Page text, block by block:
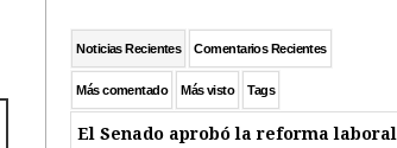
Noticias Recientes Comentarios Recientes
Más comentado Más visto Tags
El Senado aprobó la reforma laboral